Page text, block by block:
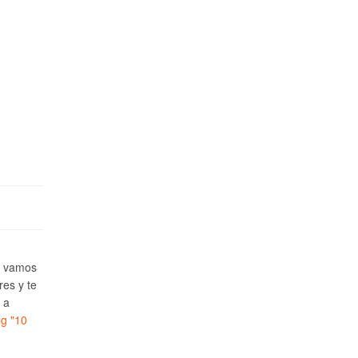
y te
a
"10